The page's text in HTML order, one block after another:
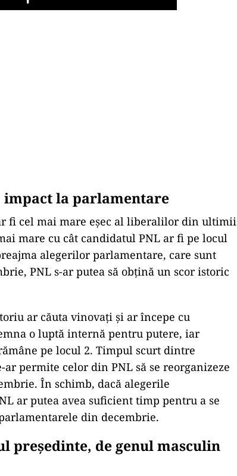
Play
la parlamentare
fi cel mai mare eșec al liberalilor din ultimii
mare cu cât candidatul PNL ar fi pe locul
alegerilor parlamentare, care sunt
PNL s-ar putea să obțină un scor istoric
ar căuta vinovați și ar începe cu
o luptă internă pentru putere, iar
pe locul 2. Timpul scurt dintre
permite celor din PNL să se reorganizeze
În schimb, dacă alegerile
ar putea avea suficient timp pentru a se
din decembrie.
președinte, de genul masculin